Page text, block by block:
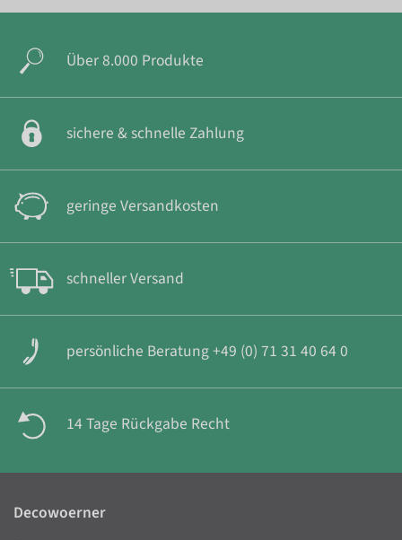
Über 8.000 Produkte
sichere & schnelle Zahlung
geringe Versandkosten
schneller Versand
persönliche Beratung +49 (0) 71 31 40 64 0
14 Tage Rückgabe Recht
Decowoerner